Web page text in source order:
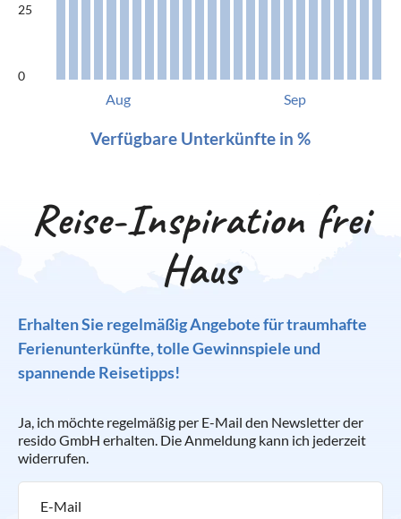
25
0
Aug Sep
Verfügbare Unterkünfte in %
Reise-Inspiration frei
Haus
Erhalten Sie regelmäßig Angebote für traumhafte
Ferienunterkünfte, tolle Gewinnspiele und
spannende Reisetipps!
Ja, ich möchte regelmäßig per E-Mail den Newsletter der
resido GmbH erhalten. Die Anmeldung kann ich jederzeit
widerrufen.